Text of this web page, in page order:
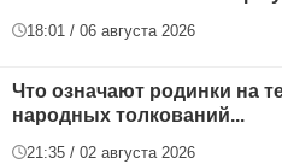
18:01 / 06 августа 2026
Что означают родинки на
народных толкований...
21:35 / 02 августа 2026